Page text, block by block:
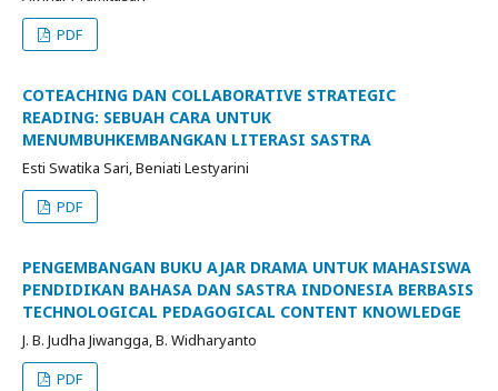
PDF
COTEACHING DAN COLLABORATIVE STRATEGIC
READING: SEBUAH CARA UNTUK
MENUMBUHKEMBANGKAN LITERASI SASTRA
Esti Swatika Sari, Beniati Lestyarini
PDF
PENGEMBANGAN BUKU AJAR DRAMA UNTUK MAHASISWA
PENDIDIKAN BAHASA DAN SASTRA INDONESIA BERBASIS
TECHNOLOGICAL PEDAGOGICAL CONTENT KNOWLEDGE
J. B. Judha Jiwangga, B. Widharyanto
PDF